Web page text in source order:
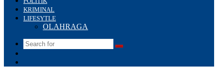
KRIMINAL
LIFESYTLE
OLAHRAGA
Search